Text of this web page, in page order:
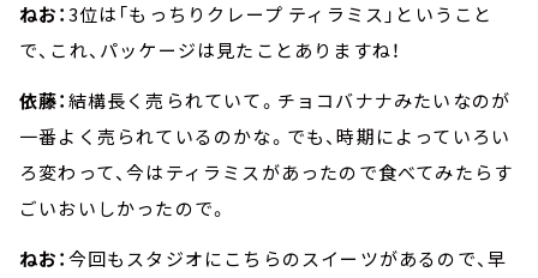
ねお：3位は「もっちりクレープ ティラミス」ということ
で、これ、パッケージは見たことありますね！
依藤：結構長く売られていて。チョコバナナみたいなのが
一番よく売られているのかな。でも、時期によっていろい
ろ変わって、今はティラミスがあったので食べてみたらす
ごいおいしかったので。
ねお：今回もスタジオにこちらのスイーツがあるので、早